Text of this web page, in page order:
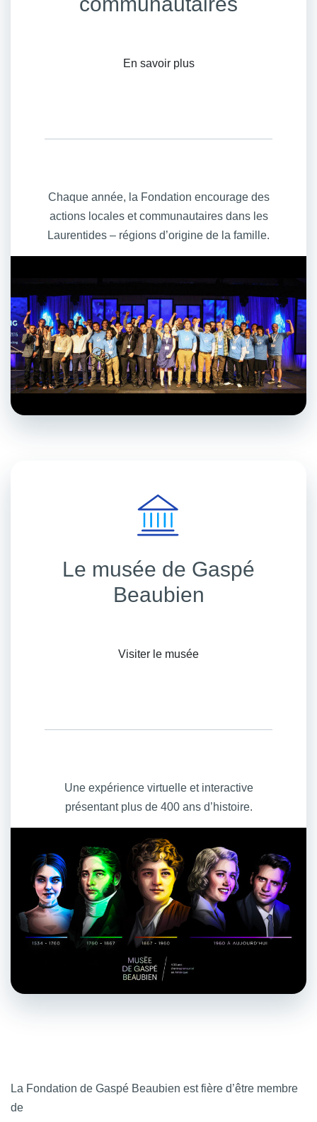
En savoir plus
Chaque année, la Fondation encourage des
actions locales et communautaires dans les
Laurentides – régions d’origine de la famille.
Le musée de Gaspé
Beaubien
Visiter le musée
Une expérience virtuelle et interactive
présentant plus de 400 ans d’histoire.
La Fondation de Gaspé Beaubien est fière d’être membre
de